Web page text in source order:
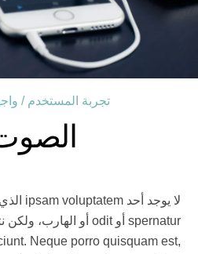
تجربة المستخدم /
Neque porro quisquam est,